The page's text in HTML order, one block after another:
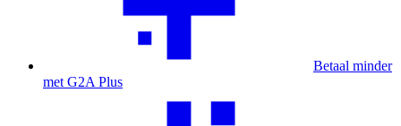
Betaal minder
met G2A Plus